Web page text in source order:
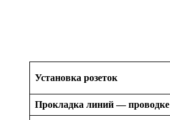
Установка розеток
Прокладка линий — проводке